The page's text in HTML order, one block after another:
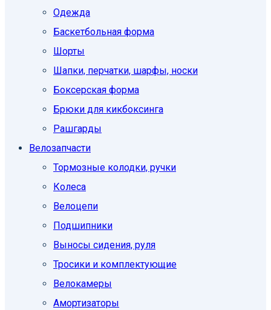
Одежда
Баскетбольная форма
Шорты
Шапки, перчатки, шарфы, носки
Боксерская форма
Брюки для кикбоксинга
Рашгарды
Велозапчасти
Тормозные колодки, ручки
Колеса
Велоцепи
Подшипники
Выносы сидения, руля
Тросики и комплектующие
Велокамеры
Амортизаторы